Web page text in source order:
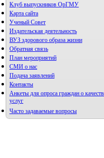
Клуб выпускников ОрГМУ
Карта сайта
Ученый Совет
Издательская деятельность
Альманах молодой
ВУЗ здорового образа жизни
Фотогалерея
Обратная связь
План мероприятий
СМИ о нас
Подача заявлений
Контакты
Анкеты для опроса граждан о
услуг
Часто задаваемые вопросы